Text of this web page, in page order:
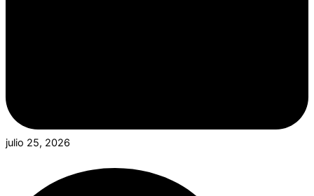
julio 25, 2026